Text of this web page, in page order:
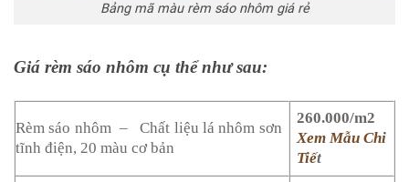
Bảng mã màu rèm sáo nhôm giá rẻ
Giá rèm sáo nhôm cụ thể như sau:
Rèm sáo nhôm – Chất liệu lá nhôm sơn
tĩnh điện, 20 màu cơ bản
260.000/m2
Xem Mẫu Chi
Tiết